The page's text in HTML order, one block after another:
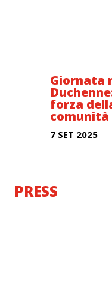
Giornata
forza
comunità
7 SET 2025
PRESS